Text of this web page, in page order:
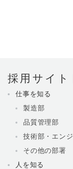
採用サイト
仕事を知る
製造部
品質管理部
技術部・エン
その他の部署
人を知る